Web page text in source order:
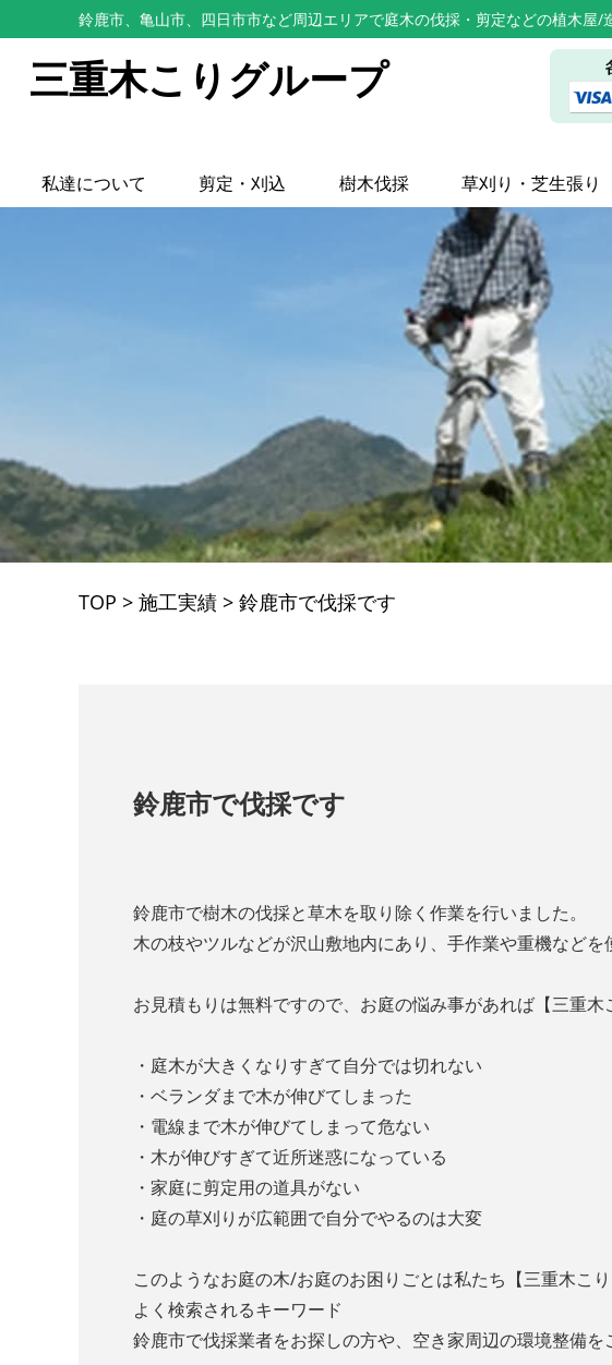
鈴鹿市、亀山市、四日市市など周辺エリアで庭木の伐採・剪定などの植木屋
三重木こりグループ
私達について 剪定・刈込 樹木伐採 草刈り・芝生張り
TOP > 施工実績 > 鈴鹿市で伐採です
鈴鹿市で伐採です
鈴鹿市で樹木の伐採と草木を取り除く作業を行いました。
木の枝やツルなどが沢山敷地内にあり、手作業や重機などを
お見積もりは無料ですので、お庭の悩み事があれば【三重木
・庭木が大きくなりすぎて自分では切れない
・ベランダまで木が伸びてしまった
・電線まで木が伸びてしまって危ない
・木が伸びすぎて近所迷惑になっている
・家庭に剪定用の道具がない
・庭の草刈りが広範囲で自分でやるのは大変
このようなお庭の木/お庭のお困りごとは私たち【三重木こ
よく検索されるキーワード
鈴鹿市で伐採業者をお探しの方や、空き家周辺の環境整備